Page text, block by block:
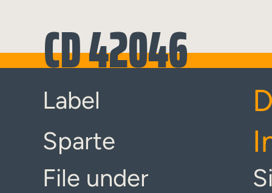
CD 42046
Label
Sparte
File under